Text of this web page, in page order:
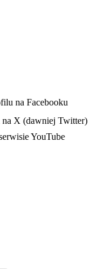
na Facebooku
na X (dawniej Twitter)
YouTube